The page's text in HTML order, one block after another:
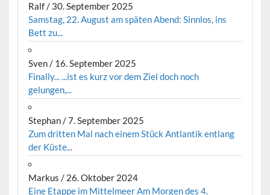
Ralf/ 30. September 2025
Samstag, 22. August am späten Abend: Sinnlos, ins
Bett zu...
Sven/ 16. September 2025
Finally... ...ist es kurz vor dem Ziel doch noch
gelungen,...
Stephan/7. September 2025
Zum dritten Mal nach einem Stück Antlantik entlang
der Küste...
Markus / 26. Oktober 2024
Eine Etappe im Mittelmeer Am Morgen des 4.